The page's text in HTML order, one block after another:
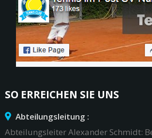
SO ERREICHEN SIE UNS
Abteilungsleitung :
Abteilungsleiter Alexander Schmidt: